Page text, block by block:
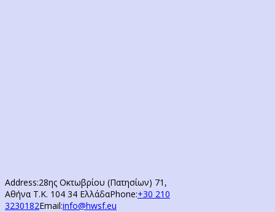
Address:28ης Οκτωβρίου (Πατησίων) 71,
Αθήνα Τ.Κ. 104 34 ΕλλάδαPhone:+30 210
3230182Email:info@hwsf.eu